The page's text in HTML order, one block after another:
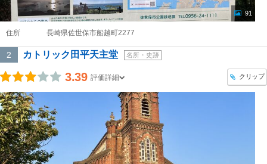
91
住所 長崎県佐世保市船越町2277
2 カトリック田平天主堂 名所・史跡
3.39 評価詳細 クリップ